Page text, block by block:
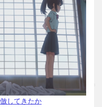
してきたか